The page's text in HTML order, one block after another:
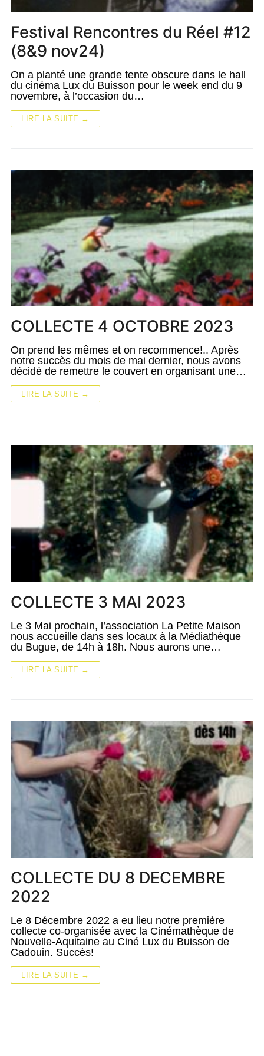
Festival Rencontres du Réel #12
(8&9 nov24)
On a planté une grande tente obscure dans le hall
du cinéma Lux du Buisson pour le week end du 9
novembre, à l’occasion du…
LIRE LA SUITE →
COLLECTE 4 OCTOBRE 2023
On prend les mêmes et on recommence!.. Après
notre succès du mois de mai dernier, nous avons
décidé de remettre le couvert en organisant une…
LIRE LA SUITE →
COLLECTE 3 MAI 2023
Le 3 Mai prochain, l’association La Petite Maison
nous accueille dans ses locaux à la Médiathèque
du Bugue, de 14h à 18h. Nous aurons une…
LIRE LA SUITE →
COLLECTE DU 8 DECEMBRE
2022
Le 8 Décembre 2022 a eu lieu notre première
collecte co-organisée avec la Cinémathèque de
Nouvelle-Aquitaine au Ciné Lux du Buisson de
Cadouin. Succès!
LIRE LA SUITE →